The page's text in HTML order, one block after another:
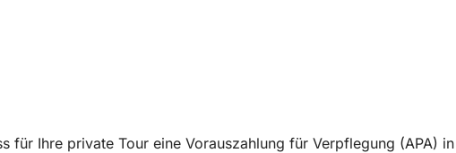
für Ihre private Tour eine Vorauszahlung für Verpflegung (APA) in